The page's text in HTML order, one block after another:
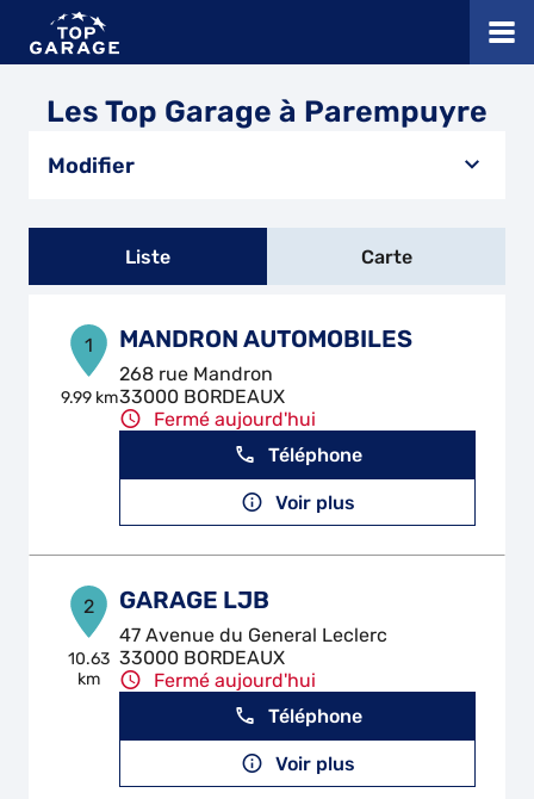
Les Top Garage à Parempuyre
Modifier
Liste Carte
1
9.99 km
MANDRON AUTOMOBILES
268 rue Mandron
33000 BORDEAUX
Fermé aujourd'hui
Téléphone
Voir plus
2
10.63
km
GARAGE LJB
47 Avenue du General Leclerc
33000 BORDEAUX
Fermé aujourd'hui
Téléphone
Voir plus